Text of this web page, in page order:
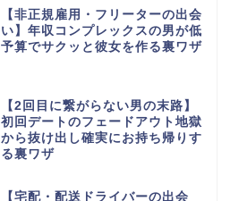
【非正規雇用・フリーターの出会
い】年収コンプレックスの男が低
予算でサクッと彼女を作る裏ワザ
【2回目に繋がらない男の末路】
初回デートのフェードアウト地獄
から抜け出し確実にお持ち帰りす
る裏ワザ
【宅配・配送ドライバーの出会